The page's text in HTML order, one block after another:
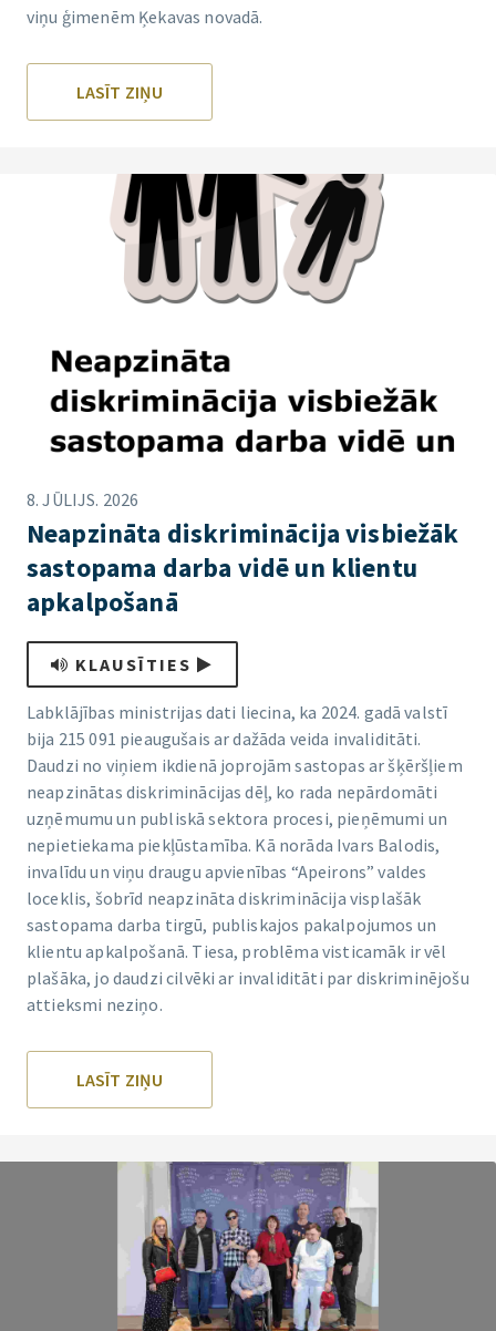
viņu ģimenēm Ķekavas novadā.
LASĪT ZIŅU
8. JŪLIJS. 2026
Neapzināta diskriminācija visbiežāk
sastopama darba vidē un klientu
apkalpošanā
KLAUSĪTIES
Labklājības ministrijas dati liecina, ka 2024. gadā valstī
bija 215 091 pieaugušais ar dažāda veida invaliditāti.
Daudzi no viņiem ikdienā joprojām sastopas ar šķēršļiem
neapzinātas diskriminācijas dēļ, ko rada nepārdomāti
uzņēmumu un publiskā sektora procesi, pieņēmumi un
nepietiekama piekļūstamība. Kā norāda Ivars Balodis,
invalīdu un viņu draugu apvienības “Apeirons” valdes
loceklis, šobrīd neapzināta diskriminācija visplašāk
sastopama darba tirgū, publiskajos pakalpojumos un
klientu apkalpošanā. Tiesa, problēma visticamāk ir vēl
plašāka, jo daudzi cilvēki ar invaliditāti par diskriminējošu
attieksmi neziņo.
LASĪT ZIŅU